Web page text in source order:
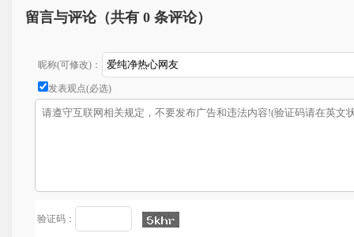
留言与评论（共有 0 条评论）
昵称(可修改)：
发表观点(必选)
验证码：